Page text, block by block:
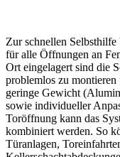
Zur schnellen
für alle Öffnungen an
Ort eingelagert sind die
problemlos zu
geringe Gewicht
sowie individueller
Toröffnung kann das
kombiniert werden. So
Türanlagen,